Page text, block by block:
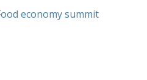
economy summit